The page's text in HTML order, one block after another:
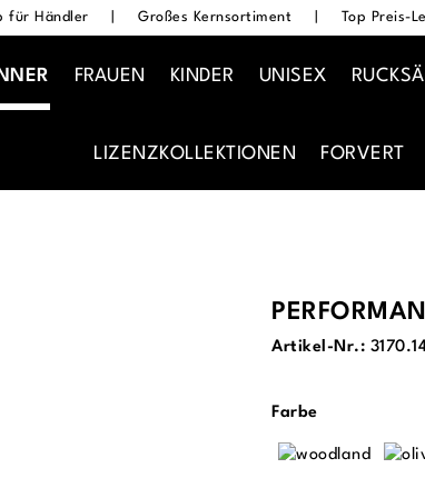
für Händler Großes Kernsortiment Top Preis-
FRAUEN KINDER UNISEX
LIZENZKOLLEKTIONEN FORVERT
Artikel-Nr.:
Farbeauswählen